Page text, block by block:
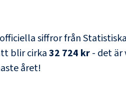
siffror från
blir cirka32 724 kr- det
året!